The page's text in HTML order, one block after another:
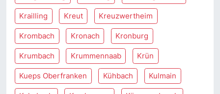
Krailling Kreut Kreuzwertheim
Krombach Kronach Kronburg
Krumbach Krummennaab Krün
Kueps Oberfranken Kühbach Kulmain